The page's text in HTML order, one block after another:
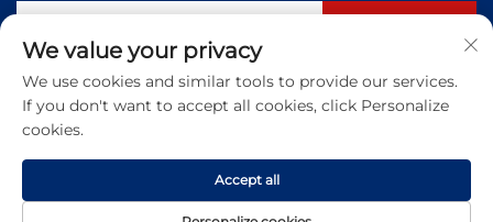
Tel: +86 183 5421 3960
We value your privacy
We use cookies and similar tools to provide our services.
If you don't want to accept all cookies, click Personalize
cookies.
Accept all